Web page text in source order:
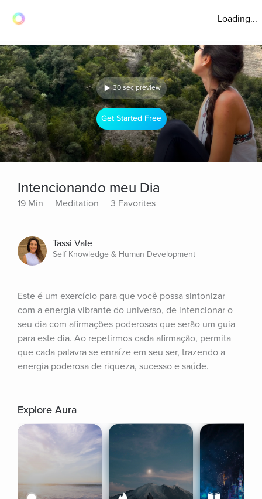
Loading...
30 sec preview
Get Started Free
Intencionando meu Dia
19 Min Meditation 3 Favorites
Tassi Vale
Self Knowledge & Human Development
Este é um exercício para que você possa sintonizar
com a energia vibrante do universo, de intencionar o
seu dia com afirmações poderosas que serão um guia
para este dia. Ao repetirmos cada afirmação, permita
que cada palavra se enraíze em seu ser, trazendo a
energia poderosa de riqueza, sucesso e saúde.
Explore Aura